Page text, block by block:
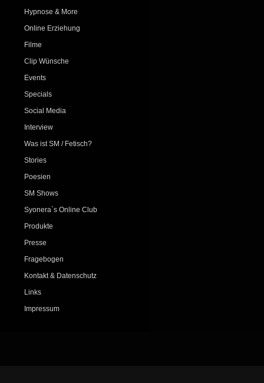
Hypnose & More
Online Erziehung
Filme
Clip Wünsche
Events
Specials
Social Media
Interview
Was ist SM / Fetisch?
Stories
Poesien
SM Shows
Syonera`s Online Club
Produkte
Presse
Fragebogen
Kontakt & Datenschutz
Links
Impressum